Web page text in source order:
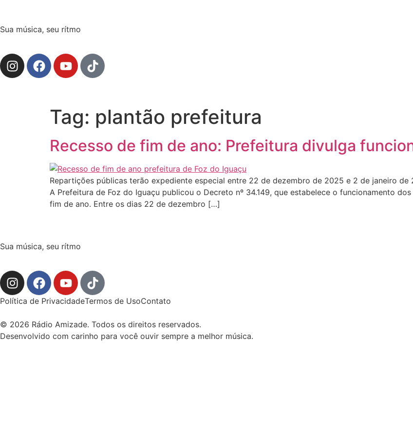
Sua música, seu rítmo
Tag: plantão prefeitura
Recesso de fim de ano: Prefeitura divulga
Repartições públicas terão expediente especial entre 22 de dezembro de 2025 e 2 de janeiro de
A Prefeitura de Foz do Iguaçu publicou o Decreto nº 34.149, que estabelece o funcionamento
fim de ano. Entre os dias 22 de dezembro […]
Sua música, seu rítmo
Política de PrivacidadeTermos de UsoContato
© 2026 Rádio Amizade. Todos os direitos reservados.
Desenvolvido com carinho para você ouvir sempre a melhor música.